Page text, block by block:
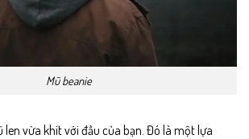
Mũ beanie
len vừa khít với đầu của bạn. Đó là một lựa